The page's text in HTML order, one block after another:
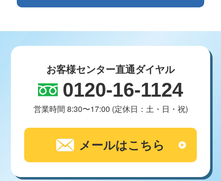
お客様センター直通ダイヤル
0120-16-1124
営業時間 8:30〜17:00 (定休日：土・日・祝)
メールはこちら